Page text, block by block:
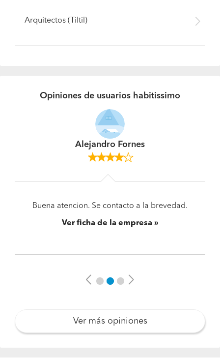
Arquitectos (Tiltil)
Opiniones de usuarios habitissimo
Alejandro Fornes
Buena atencion. Se contacto a la brevedad.
Ver ficha de la empresa
Previous Next
Ver más opiniones